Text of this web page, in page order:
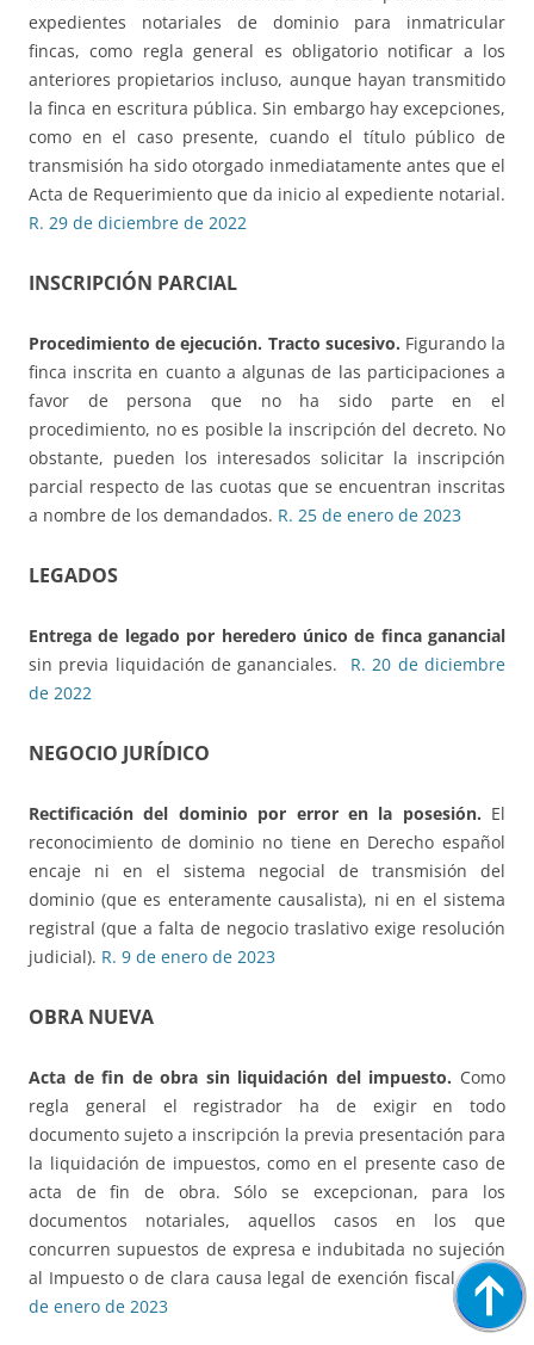
expedientes notariales de dominio para inmatricular
fincas, como regla general es obligatorio notificar a los
anteriores propietarios incluso, aunque hayan transmitido
la finca en escritura pública. Sin embargo hay excepciones,
como en el caso presente, cuando el título público de
transmisión ha sido otorgado inmediatamente antes que el
Acta de Requerimiento que da inicio al expediente notarial.
R. 29 de diciembre de 2022
INSCRIPCIÓN PARCIAL
Procedimiento de ejecución. Tracto sucesivo. Figurando la
finca inscrita en cuanto a algunas de las participaciones a
favor de persona que no ha sido parte en el
procedimiento, no es posible la inscripción del decreto. No
obstante, pueden los interesados solicitar la inscripción
parcial respecto de las cuotas que se encuentran inscritas
a nombre de los demandados. R. 25 de enero de 2023
LEGADOS
Entrega de legado por heredero único de finca ganancial
sin previa liquidación de gananciales.
R. 20 de diciembre
de 2022
NEGOCIO JURÍDICO
Rectificación del dominio por error en la posesión. El
reconocimiento de dominio no tiene en Derecho español
encaje ni en el sistema negocial de transmisión del
dominio (que es enteramente causalista), ni en el sistema
registral (que a falta de negocio traslativo exige resolución
judicial). R. 9 de enero de 2023
OBRA NUEVA
Acta de fin de obra sin liquidación del impuesto. Como
regla general el registrador ha de exigir en todo
documento sujeto a inscripción la previa presentación para
la liquidación de impuestos, como en el presente caso de
acta de fin de obra. Sólo se excepcionan, para los
documentos notariales, aquellos casos en los que
concurren supuestos de expresa e indubitada no sujeción
al Impuesto o de clara causa legal de exención fiscal.R. 24
de enero de 2023